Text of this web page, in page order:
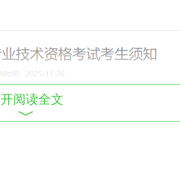
年4月11、12、18、19
阅读全文